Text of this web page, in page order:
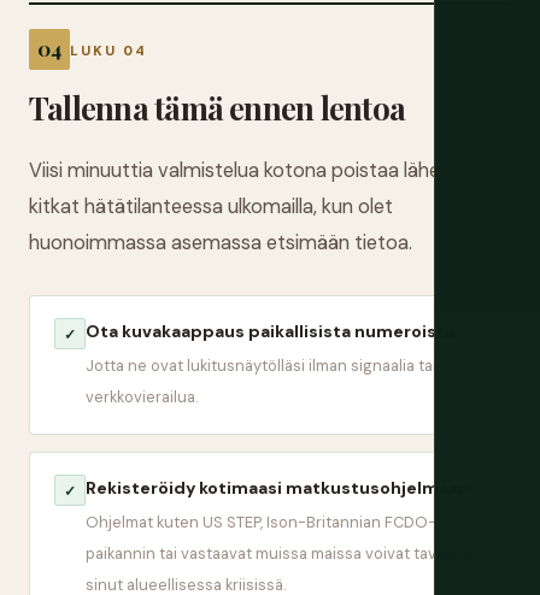
LUKU 04
Tallenna tämä ennen lentoa
Viisi minuuttia valmistelua kotona poistaa lähes kaikki
kitkat hätätilanteessa ulkomailla, kun olet
huonoimmassa asemassa etsimään tietoa.
✓ Ota kuvakaappaus paikallisista numeroista
Jotta ne ovat lukitusnäytölläsi ilman signaalia tai
verkkovierailua.
✓ Rekisteröidy kotimaasi matkustusohjelmaan
Ohjelmat kuten US STEP, Ison-Britannian FCDO-
paikannin tai vastaavat muissa maissa voivat tavoittaa
sinut alueellisessa kriisissä.